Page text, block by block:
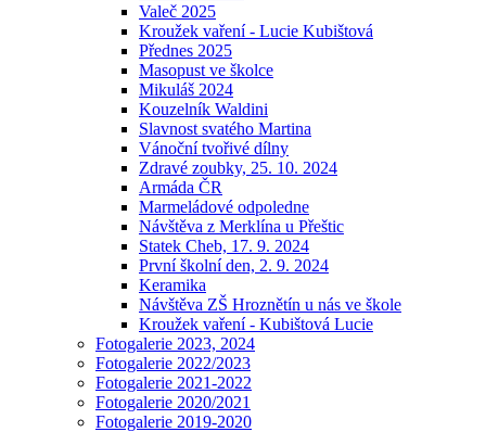
Valeč 2025
Kroužek vaření - Lucie Kubištová
Přednes 2025
Masopust ve školce
Mikuláš 2024
Kouzelník Waldini
Slavnost svatého Martina
Vánoční tvořivé dílny
Zdravé zoubky, 25. 10. 2024
Armáda ČR
Marmeládové odpoledne
Návštěva z Merklína u Přeštic
Statek Cheb, 17. 9. 2024
První školní den, 2. 9. 2024
Keramika
Návštěva ZŠ Hroznětín u nás ve škole
Kroužek vaření - Kubištová Lucie
Fotogalerie 2023, 2024
Fotogalerie 2022/2023
Fotogalerie 2021-2022
Fotogalerie 2020/2021
Fotogalerie 2019-2020